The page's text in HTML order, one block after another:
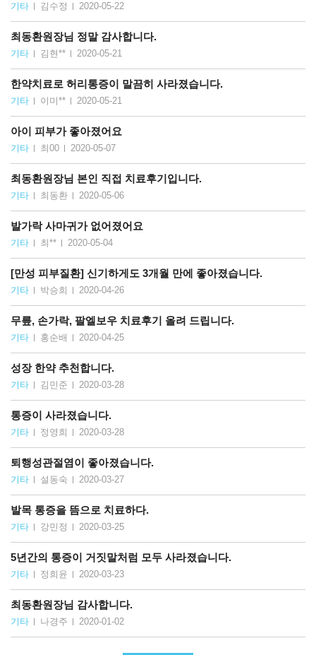
기타 김수정 2020-05-22
최동환원장님 정말 감사합니다.
기타 김현** 2020-05-21
한약치료로 허리통증이 말끔히 사라졌습니다.
기타 이미** 2020-05-21
아이 피부가 좋아졌어요
기타 최00 2020-05-07
최동환원장님 본인 직접 치료후기입니다.
기타 최동환 2020-05-06
발가락 사마귀가 없어졌어요
기타 최** 2020-05-04
[만성 피부질환] 신기하게도 3개월 만에 좋아졌습니다.
기타 박승희 2020-04-26
무릎, 손가락, 팔엘보우 치료후기 올려 드립니다.
기타 홍순배 2020-04-25
성장 한약 추천합니다.
기타 김민준 2020-03-28
통증이 사라졌습니다.
기타 정영희 2020-03-28
퇴행성관절염이 좋아졌습니다.
기타 설동숙 2020-03-27
발목 통증을 뜸으로 치료하다.
기타 강민정 2020-03-25
5년간의 통증이 거짓말처럼 모두 사라졌습니다.
기타 정희윤 2020-03-23
최동환원장님 감사합니다.
기타 나경주 2020-01-02